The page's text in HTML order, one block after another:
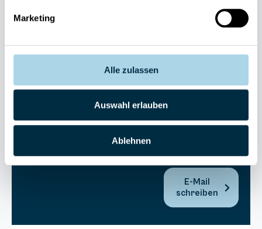
Marketing
Alle zulassen
Auswahl erlauben
Ablehnen
038393-
Anlage
Sterne
E-Mail
schreiben